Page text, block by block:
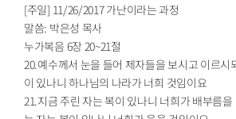
[주일] 11/26/2017 가난이라는 과정
말씀: 박은성 목사
누가복음 6장 20~21절
20.예수께서 눈을 들어 제자들을 보시고 이르시
이 있나니 하나님의 나라가 너희 것임이요
21.지금 주린 자는 복이 있나니 너희가 배부름